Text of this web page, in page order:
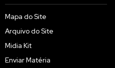
Mapa do Site
Arquivo do Site
Midia Kit
Enviar Matéria